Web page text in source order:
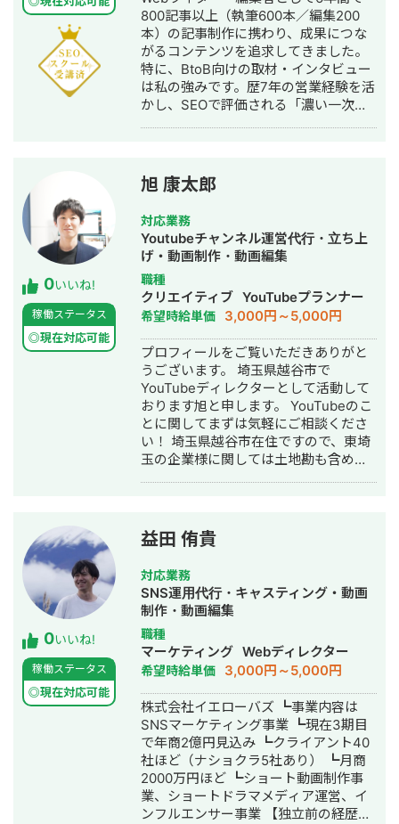
800記事以上（執筆600本／編集200
本）の記事制作に携わり、成果につな
がるコンテンツを追求してきました。
特に、BtoB向けの取材・インタビュー
は私の強みです。歴7年の営業経験を活
かし、SEOで評価される「濃い一次情
実績は以下の通りです。 ◆取材実績 株
式会社アルファ・ファイナンシャルプ
ランナーズ様 「マネソル＋」（掲載許
可はいただいております）
https://alphardic.com/moneysol/
「Employee Edge」（掲載許可はいた
だいております）
https://alphardic.com/corporation/
株式会社PXC様 「UTSUTUの第2号」
（10ページ目を担当）
https://www.adjustbook.com/doc/us/
合同会社MarkeSense様 「Mr.バーチャ
ルオフィス」（掲載許可はいただいて
おります） https://mr-virtual-
office.jp/resonance-interview/ そのほ
かにも、クローズドな場であれば共有
できる記事もあるので、気になる方は
お気軽にお声がけください。
0いいね!
稼働ステータス
◎現在対応可能
旭 康太郎
対応業務
Youtubeチャンネル運営代行・立ち上
げ・動画制作・動画編集
職種
クリエイティブ YouTubeプランナー
希望時給単価 3,000円～5,000円
プロフィールをご覧いただきありがと
うございます。 埼玉県越谷市で
YouTubeディレクターとして活動して
おります旭と申します。 YouTubeのこ
とに関してまずは気軽にご相談くださ
い！ 埼玉県越谷市在住ですので、東埼
玉の企業様に関しては土地勘も含めて
受託業を始めました。 下請けとして大
手結婚相談所、金融、不動産、スポー
ツなど様々な編集業務を経て、現在は
チャンネル登録者2万人超えの営業会社
のYouTubeチャンネルの編集ディレク
ション業務に携わっており、東証プラ
イム上場企業のアパレル会社との取引
実績もあります。 【趣味】 サッカー/
麻雀/ファッション
0いいね!
稼働ステータス
◎現在対応可能
益田 侑貴
対応業務
SNS運用代行・キャスティング・動画
制作・動画編集
職種
マーケティング Webディレクター
希望時給単価 3,000円～5,000円
株式会社イエローバズ ┗事業内容は
SNSマーケティング事業 ┗現在3期目
で年商2億円見込み ┗クライアント40
社ほど（ナショクラ5社あり） ┗月商
2000万円ほど ┗ショート動画制作事
業、ショートドラマメディア運営、イ
ンフルエンサー事業 【独立前の経歴・